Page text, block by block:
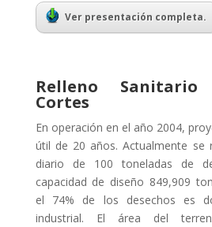
Ver presentación completa.
Relleno
Cortes
En operación en el año 2004,
útil de 20 años. Actualmente se
diario de 100 toneladas de
capacidad de diseño 849,909
el 74% de los desechos es
industrial. El área del